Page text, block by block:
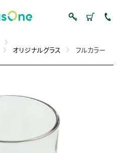
オリジナルグラス フルカラー